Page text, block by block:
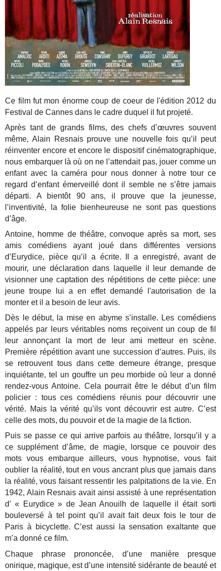
Ce film fut mon énorme coup de coeur de l'édition 2012 du
Festival de Cannes dans le cadre duquel il fut projeté.
Après tant de grands films, des chefs d’œuvres souvent
même, Alain Resnais prouve une nouvelle fois qu’il peut
réinventer encore et encore le dispositif cinématographique,
nous embarquer là où on ne l’attendait pas, jouer comme un
enfant avec la caméra pour nous donner à notre tour ce
regard d’enfant émerveillé dont il semble ne s’être jamais
départi. A bientôt 90 ans, il prouve que la jeunesse,
l’inventivité, la folie bienheureuse ne sont pas questions
d’âge.
Antoine, homme de théâtre, convoque après sa mort, ses
amis comédiens ayant joué dans différentes versions
d’Eurydice, pièce qu’il a écrite. Il a enregistré, avant de
mourir, une déclaration dans laquelle il leur demande de
visionner une captation des répétitions de cette pièce: une
jeune troupe lui a en effet demandé l'autorisation de la
monter et il a besoin de leur avis.
Dès le début, la mise en abyme s’installe. Les comédiens
appelés par leurs véritables noms reçoivent un coup de fil
leur annonçant la mort de leur ami metteur en scène.
Première répétition avant une succession d’autres. Puis, ils
se retrouvent tous dans cette demeure étrange, presque
inquiétante, tel un gouffre un peu morbide où leur a donné
rendez-vous Antoine. Cela pourrait être le début d’un film
policier : tous ces comédiens réunis pour découvrir une
vérité. Mais la vérité qu’ils vont découvrir est autre. C’est
celle des mots, du pouvoir et de la magie de la fiction.
Puis se passe ce qui arrive parfois au théâtre, lorsqu’il y a
ce supplément d’âme, de magie, lorsque ce pouvoir des
mots vous embarque ailleurs, vous hypnotise, vous fait
oublier la réalité, tout en vous ancrant plus que jamais dans
la réalité, vous faisant ressentir les palpitations de la vie. En
1942, Alain Resnais avait ainsi assisté à une représentation
d’ « Eurydice » de Jean Anouilh de laquelle il était sorti
bouleversé à tel point qu’il avait fait deux fois le tour de
Paris à bicyclette. C’est aussi la sensation exaltante que
m’a donné ce film.
Chaque phrase prononcée, d’une manière presque
onirique, magique, est d’une intensité sidérante de beauté et